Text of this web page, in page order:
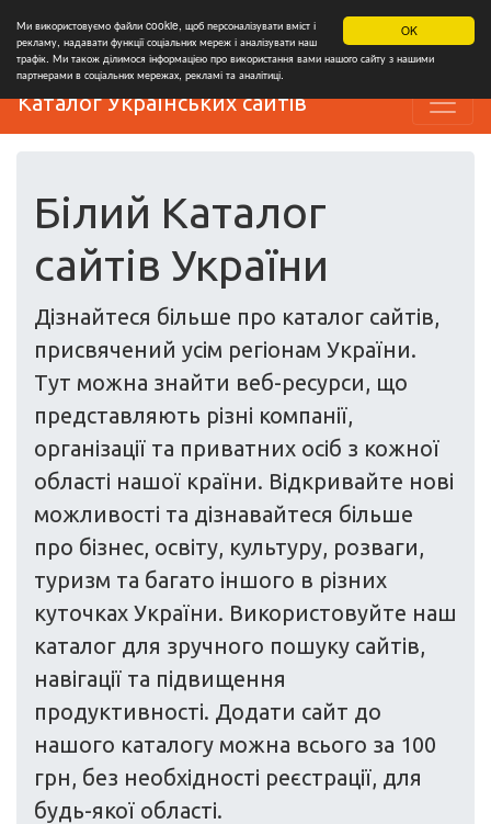
OK
Ми використовуємо файли cookie, щоб персоналізувати вміст і
рекламу, надавати функції соціальних мереж і аналізувати наш
трафік. Ми також ділимося інформацією про використання вами нашого сайту з нашими
партнерами в соціальних мережах, рекламі та аналітиці.
Каталог Українських сайтів
Білий Каталог
сайтів України
Дізнайтеся більше про каталог сайтів,
присвячений усім регіонам України.
Тут можна знайти веб-ресурси, що
представляють різні компанії,
організації та приватних осіб з кожної
області нашої країни. Відкривайте нові
можливості та дізнавайтеся більше
про бізнес, освіту, культуру, розваги,
туризм та багато іншого в різних
куточках України. Використовуйте наш
каталог для зручного пошуку сайтів,
навігації та підвищення
продуктивності. Додати сайт до
нашого каталогу можна всього за 100
грн, без необхідності реєстрації, для
будь-якої області.